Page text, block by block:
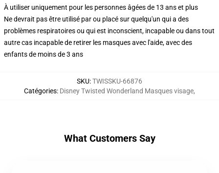
À utiliser uniquement pour les personnes âgées de 13 ans et plus
Ne devrait pas être utilisé par ou placé sur quelqu'un qui a des
problèmes respiratoires ou qui est inconscient, incapable ou dans tout
autre cas incapable de retirer les masques avec l'aide, avec des
enfants de moins de 3 ans
SKU:TWISSKU-66876
Catégories: Disney Twisted Wonderland Masques visage,
What Customers Say